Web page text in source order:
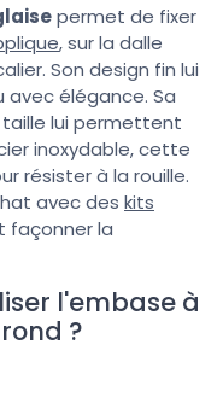
permet de fixer
, sur la dalle
Son design fin lui
élégance. Sa
lui permettent
inoxydable, cette
résister à la rouille.
avec des kits
façonner la
l'embase à
?